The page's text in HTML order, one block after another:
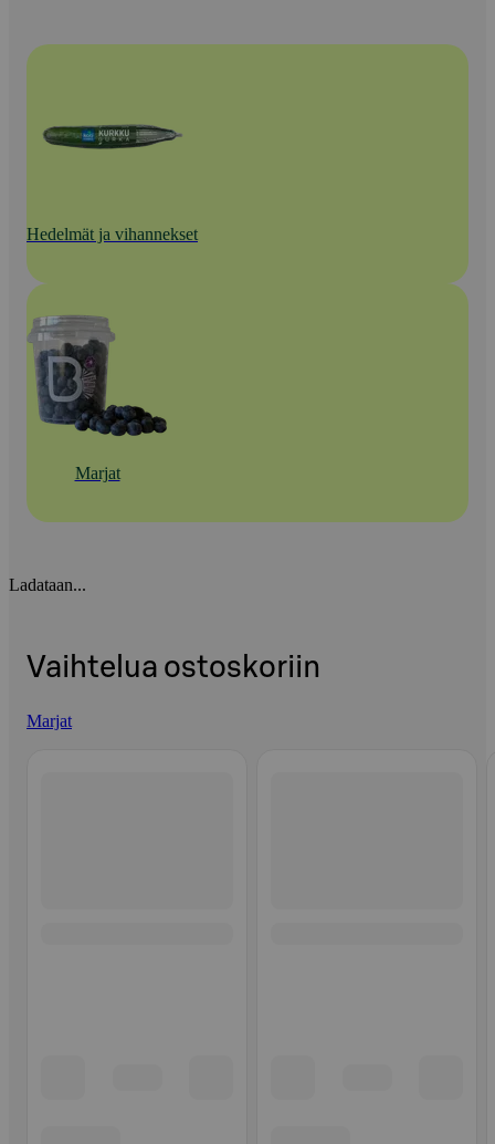
Hedelmät ja vihannekset
Marjat
Ladataan...
Vaihtelua ostoskoriin
Marjat